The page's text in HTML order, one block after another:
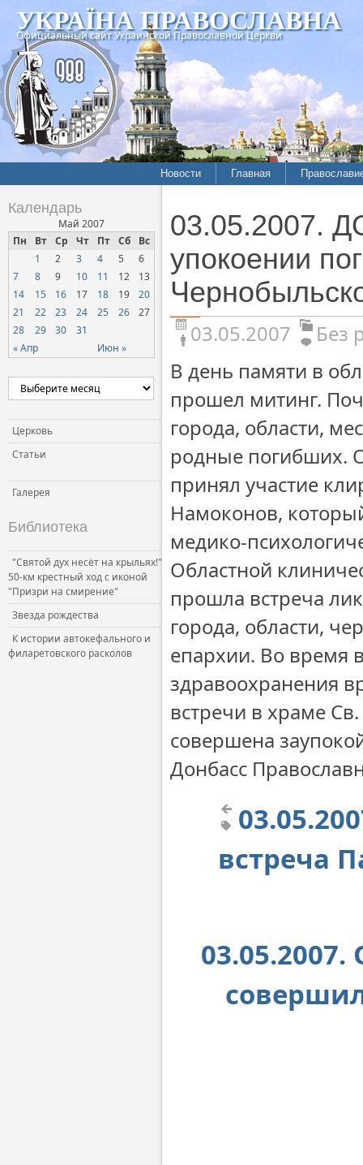
УКРАЇНА ПРАВОСЛАВНА
Официальный сайт Украинской Православной Церкви
Новости Главная
Календарь
Май 2007
Пн
Вт Ср Чт Пт Сб Вс
« Апр Июн »
1 2 3 4 5
6
7
8 9 10 11 12
13
14
15 16 17 18 19
20
21
22 23 24 25 26
27
28
29 30 31
Церковь
Статьи
Галерея
Библиотека
"Святой дух несёт на крыльях!"
50-км крестный ход с иконой
"Призри на смирение"
Звезда рождества
К истории автокефального и
филаретовского расколов
03.05.2007.
упокоении
03.05.2007
Без
В день памяти в
прошел митинг.
города, области,
родные погибших.
принял участие
Намоконов,
медико-
Областной
прошла встреча
города, области,
епархии. Во время
здравоохранения
встречи в храме
совершена
Донбасс
встреча